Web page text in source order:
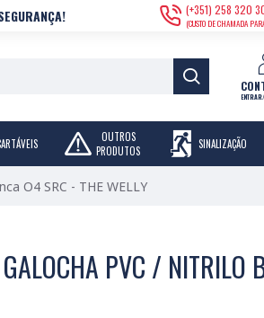
(+351) 258 320
(CUSTO DE CHAMADA
OUTROS
PRODUTOS
SINALIZAÇÃO
O4 SRC - THE WELLY
GALOCHA PVC / NITRILO